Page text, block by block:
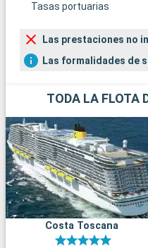
Tasas portuarias
Las prestaciones no
Las formalidades de
TODA LA FLOTA
Costa Toscana